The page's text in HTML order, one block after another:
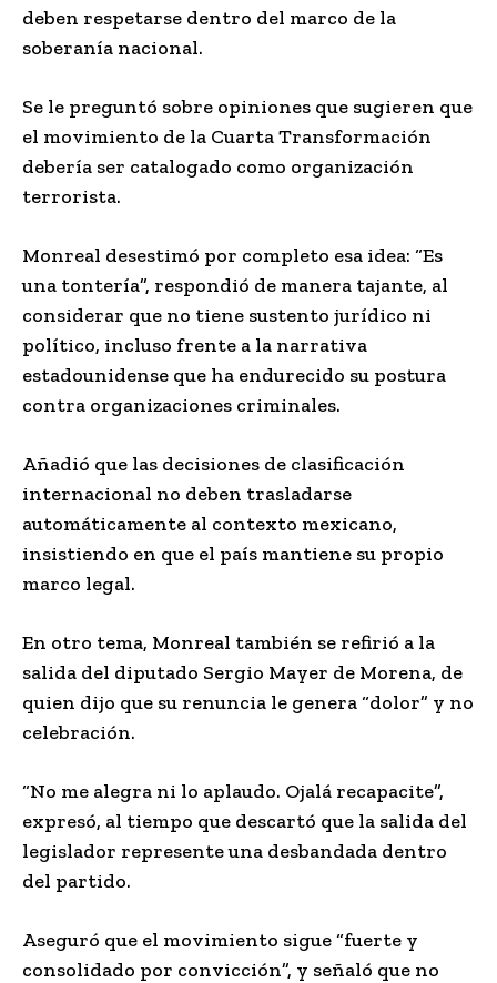
deben respetarse dentro del marco de la
soberanía nacional.
Se le preguntó sobre opiniones que sugieren que
el movimiento de la Cuarta Transformación
debería ser catalogado como organización
terrorista.
Monreal desestimó por completo esa idea: “Es
una tontería”, respondió de manera tajante, al
considerar que no tiene sustento jurídico ni
político, incluso frente a la narrativa
estadounidense que ha endurecido su postura
contra organizaciones criminales.
Añadió que las decisiones de clasificación
internacional no deben trasladarse
automáticamente al contexto mexicano,
insistiendo en que el país mantiene su propio
marco legal.
En otro tema, Monreal también se refirió a la
salida del diputado Sergio Mayer de Morena, de
quien dijo que su renuncia le genera “dolor” y no
celebración.
“No me alegra ni lo aplaudo. Ojalá recapacite”,
expresó, al tiempo que descartó que la salida del
legislador represente una desbandada dentro
del partido.
Aseguró que el movimiento sigue “fuerte y
consolidado por convicción”, y señaló que no